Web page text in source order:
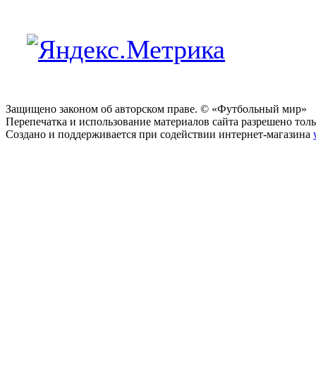
Защищено законом об авторском праве. © «Футбольный мир»
Перепечатка и использование материалов сайта разрешено
Создано и поддерживается при содействии интернет-магазина